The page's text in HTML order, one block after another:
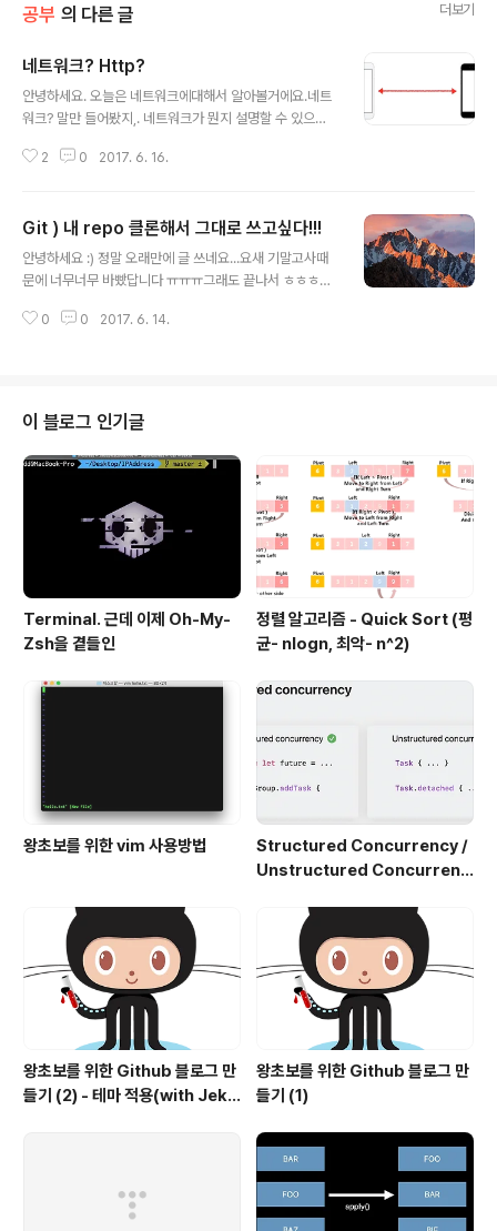
공부 의 다른 글 더보기
네트워크? Http?
안녕하세요. 오늘은 네트워크에대해서 알아볼거에요.네트
워크? 말만 들어봤지,. 네트워크가 뭔지 설명할 수 있으신
는..네트워크 ㅎㅎ 맞아요!네트워크는 "데이터전송을 할 수
터"를 보낸다고 합시다. 우리눈에는 이 데이터가 바로 그
사람에게 가는 것 처럼 보이죠. 바로 이렇게요.하지만, 사실
은 "네트워크"라는 통신망을 거쳐서 나에게 데이터가 오는
크"라는 곳을 거쳐야해요. 바로 이렇게요!우리가 네트워크
2 0 2017. 6. 16.
Git ) 내 repo 클론해서 그대로 쓰고싶다!!!
안녕하세요 :) 정말 오래만에 글 쓰네요...요새 기말고사때
문에 너무너무 바빴답니다 ㅠㅠㅠ그래도 끝나서 ㅎㅎㅎㅎ
서 하나 골라서 계속 이어서 쓰고 올릴려고 했는데.. 오늘
진짜 나븐넘이에요 진짜로 진짜 어떻게 휴지통에도 안들어
가고 다 삭제할 수 있는지 진짜 지가 먼데 진짜 아 화나)그
래서...제가 코딩한것도 다 날아가고.. 근데 제 git에 이렇게
스위프트PS들은 다 올려놔서 ㅎㅎ 이걸 받아야겠다고 생
각을 했죠. 저는 1. 클론을 받는다.2. Git init을 하고, add
0 0 2017. 6. 14.
이 블로그 인기글
Terminal. 근데 이제 Oh-My-
Zsh을 곁들인
정렬 알고리즘 - Quick Sort (평
균- nlogn, 최악- n^2)
왕초보를 위한 vim 사용방법
Structured Concurrency /
Unstructured Concurrenc
왕초보를 위한 Github 블로그 만
들기 (2) - 테마 적용(with Jekyl
왕초보를 위한 Github 블로그 만
들기 (1)